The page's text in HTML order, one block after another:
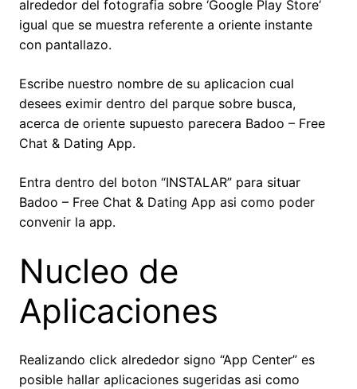
alrededor del fotografia sobre ‘Google Play Store‘
igual que se muestra referente a oriente instante
con pantallazo.
Escribe nuestro nombre de su aplicacion cual
desees eximir dentro del parque sobre busca,
acerca de oriente supuesto parecera Badoo – Free
Chat & Dating App.
Entra dentro del boton “INSTALAR” para situar
Badoo – Free Chat & Dating App asi­ como poder
convenir la app.
Nucleo de
Aplicaciones
Realizando click alrededor signo “App Center” es
posible hallar aplicaciones sugeridas asi­ como